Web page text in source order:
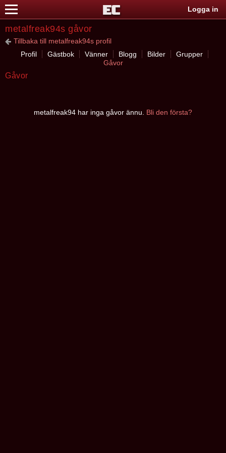
Logga in
metalfreak94s gåvor
Tillbaka till metalfreak94s profil
Profil
Gästbok Vänner Blogg Bilder
Grupper
Gåvor
Gåvor
metalfreak94 har inga gåvor ännu. Bli den första?